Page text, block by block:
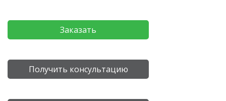
Заказать
Получить консультацию